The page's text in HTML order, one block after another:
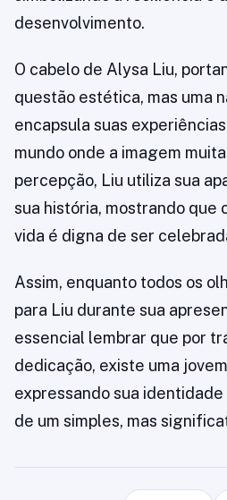
desenvolvimento.
O cabelo de Alysa Liu,
questão estética, mas uma
encapsula suas
mundo onde a imagem
percepção, Liu utiliza sua
sua história, mostrando que
vida é digna de ser
Assim, enquanto todos os
para Liu durante sua
essencial lembrar que por
dedicação, existe uma
expressando sua
de um simples, mas